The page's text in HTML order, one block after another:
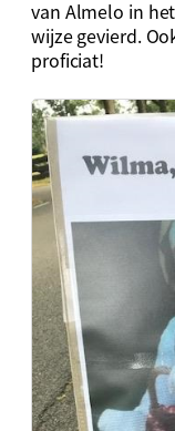
van Almelo in
wijze gevierd.
proficiat!